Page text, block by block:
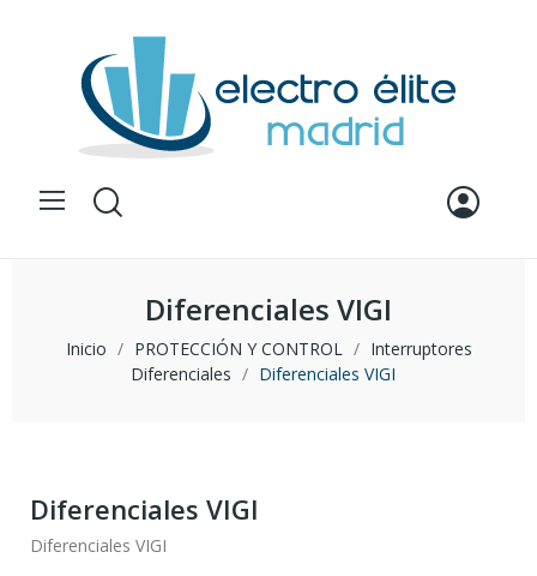
Diferenciales VIGI
Inicio PROTECCIÓN Y CONTROL
Interruptores
Diferenciales
Diferenciales VIGI
Diferenciales VIGI
Diferenciales VIGI